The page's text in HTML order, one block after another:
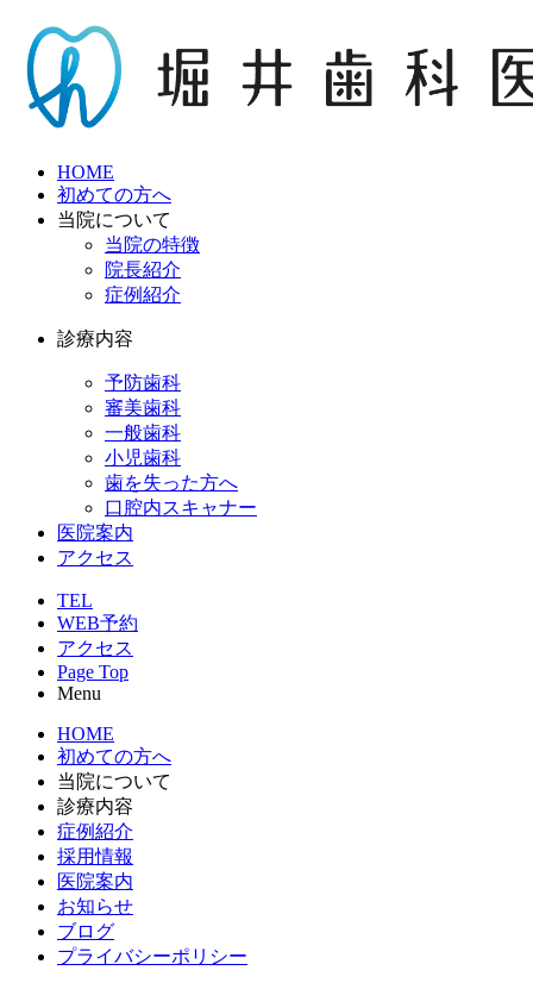
HOME
初めての方へ
当院について
当院の特徴
院長紹介
症例紹介
診療内容
予防歯科
審美歯科
一般歯科
小児歯科
歯を失った方へ
口腔内スキャナー
医院案内
アクセス
TEL
WEB予約
アクセス
Page Top
Menu
HOME
初めての方へ
当院について
診療内容
症例紹介
採用情報
医院案内
お知らせ
ブログ
プライバシーポリシー